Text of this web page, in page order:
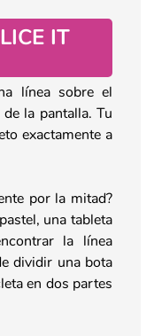
IT
línea sobre el
la pantalla. Tu
exactamente a
por la mitad?
una tableta
la línea
dividir una bota
en dos partes